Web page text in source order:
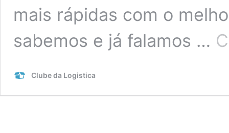
mais rápidas com o
sabemos e já falamos …
Clube da Logistica